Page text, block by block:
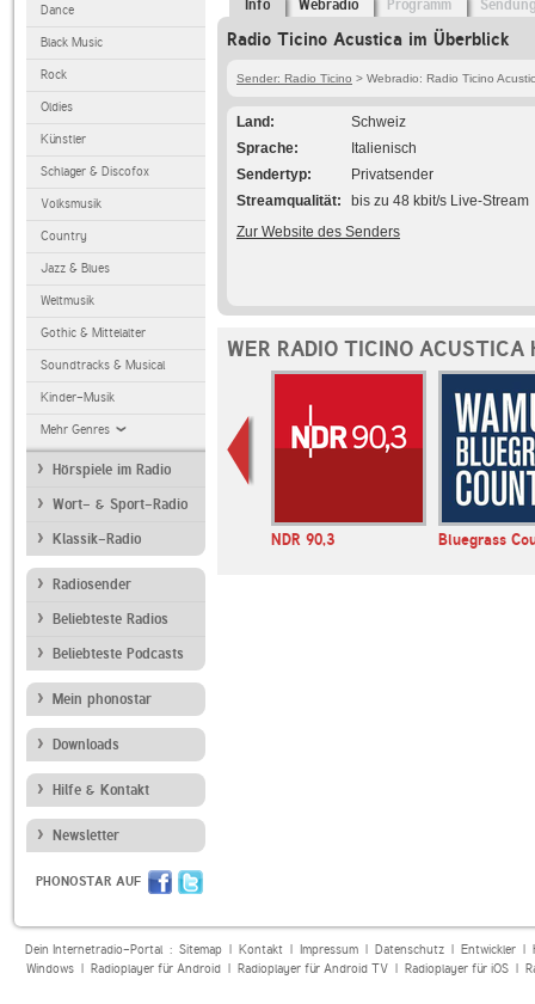
Dance
Black Music
Rock
Oldies
Künstler
Schlager & Discofox
Volksmusik
Country
Jazz & Blues
Weltmusik
Gothic & Mittelalter
Soundtracks & Musical
Kinder-Musik
Mehr Genres
Hörspiele im Radio
Wort- & Sport-Radio
Klassik-Radio
Radiosender
Beliebteste Radios
Beliebteste Podcasts
Mein phonostar
Downloads
Hilfe & Kontakt
Newsletter
PHONOSTAR AUF
Info Webradio Programm
Radio Ticino Acustica im Überblick
Sender: Radio Ticino > Webradio: Radio Ticino
Land
Schweiz
Sprache
Italienisch
Sendertyp
Privatsender
Streamqualität
bis zu 48 kbit/s Live-Stream
Zur Website des Senders
WER RADIO TICINO ACUSTICA
NDR 90,3 Bluegrass
Dein Internetradio-Portal : Sitemap| Kontakt| Impressum| Datenschutz| Entwickler|
Windows| Radioplayer für Android| Radioplayer für Android TV| Radioplayer für iOS|